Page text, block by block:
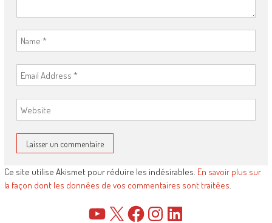
Ce site utilise Akismet pour réduire les indésirables. En savoir plus sur
la façon dont les données de vos commentaires sont traitées.
YouTube FacebookInstagramLinkedIn